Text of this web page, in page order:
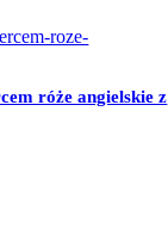
róże angielskie z